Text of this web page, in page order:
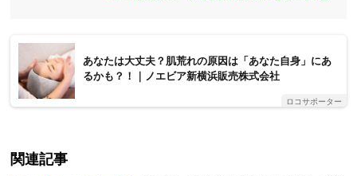
あなたは大丈夫？肌荒れの原因は「あなた自身」にあ
るかも？！｜ノエビア新横浜販売株式会社
ロコサポーター
関連記事